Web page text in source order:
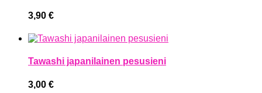
3,90 €
Tawashi japanilainen pesusieni
3,00 €